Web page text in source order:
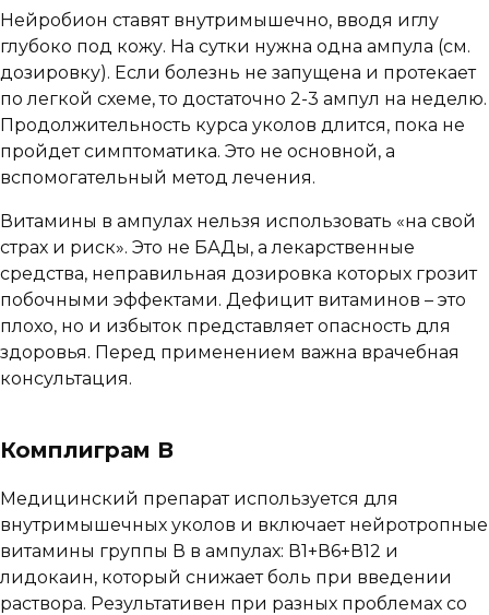
Нейробион ставят внутримышечно, вводя иглу
глубоко под кожу. На сутки нужна одна ампула (см.
дозировку). Если болезнь не запущена и протекает
по легкой схеме, то достаточно 2-3 ампул на неделю.
Продолжительность курса уколов длится, пока не
пройдет симптоматика. Это не основной, а
вспомогательный метод лечения.
Витамины в ампулах нельзя использовать «на свой
страх и риск». Это не БАДы, а лекарственные
средства, неправильная дозировка которых грозит
побочными эффектами. Дефицит витаминов – это
плохо, но и избыток представляет опасность для
здоровья. Перед применением важна врачебная
консультация.
Комплиграм В
Медицинский препарат используется для
внутримышечных уколов и включает нейротропные
витамины группы В в ампулах: В1+В6+В12 и
лидокаин, который снижает боль при введении
раствора. Результативен при разных проблемах со